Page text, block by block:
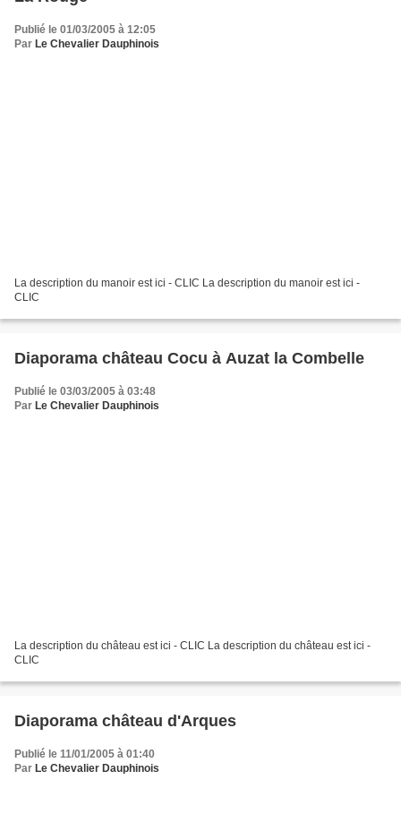
Publié le 01/03/2005 à 12:05
Par Le Chevalier Dauphinois
La description du manoir est ici - CLIC La description du manoir est ici -
CLIC
Diaporama château Cocu à Auzat la Combelle
Publié le 03/03/2005 à 03:48
Par Le Chevalier Dauphinois
La description du château est ici - CLIC La description du château est ici -
CLIC
Diaporama château d'Arques
Publié le 11/01/2005 à 01:40
Par Le Chevalier Dauphinois